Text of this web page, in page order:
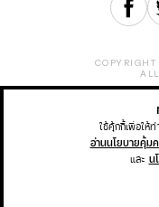
ใช้คุ้กกี้เพื่อให้
อ่านนโยบายคุ้ม
และ น